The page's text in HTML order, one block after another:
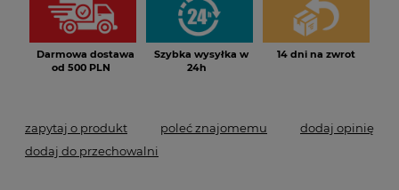
Darmowa dostawa
od 500 PLN
Szybka wysyłka w
24h
14 dni na zwrot
zapytaj o produkt poleć znajomemu
dodaj opinię
dodaj do przechowalni